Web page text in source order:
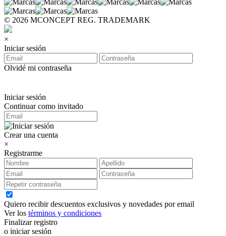
© 2026 MCONCEPT REG. TRADEMARK
×
Iniciar sesión
Olvidé mi contraseña
Iniciar sesión
Continuar como invitado
Crear una cuenta
×
Registrarme
Quiero recibir descuentos exclusivos y novedades por email
Ver los términos y condiciones
Finalizar registro
o iniciar sesión